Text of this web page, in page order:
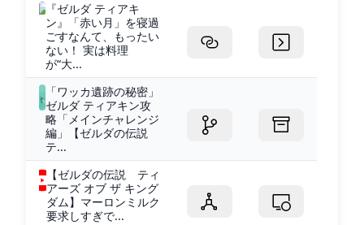
『ゼルダ ティアキ
ン』「赤い月」を寝過
ごすなんて、もったい
ない！ 実は料理
が“大...
「ワッカ遺跡の秘密」
ゼルダ ティアキン攻
略「メインチャレンジ
編」【ゼルダの伝説
テ...
【ゼルダの伝説 ティ
アーズ オブ ザ キング
ダム】マーロンミルク
要求しすぎで...